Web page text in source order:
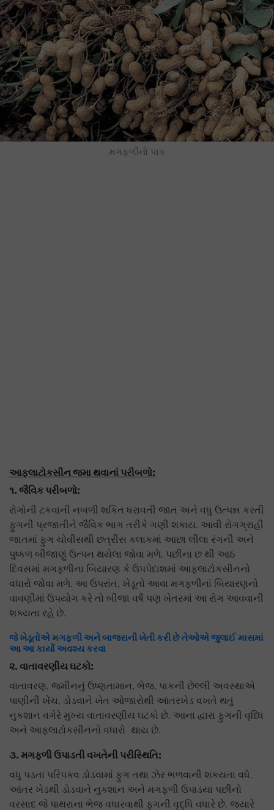
મગફળીનો પાક
આફલાટોકસીન જમા થવાનાં પરીબળો:
૧. જૈવિક પરીબળો:
રોગોની ટકવાની નબળી શકિત ધરાવતી જાત અને વધુ ઉત્પન્ન કરતી
ફુગની પ્રજાતીને જૈવિક ભાગ તરીકે ગણી શકાય. આવી રોગગ્રાહી
જાતમાં ફુગ ચોવીસથી છત્રીસ કલાકમાં આછા લીલા રંગની અને
પુષ્કળ બીજાણું ઉત્પન થયેલા જોવા મળે. પછીના છ થી આઠ
દિવસમાં મગફળીના બિયારણ કે ઉપપેદાશમાં આફલાટોકસીનનો
વધારો જોવા મળે. આ ઉપરાંત, ખેડૂતો આવા મગફળીનાં બિયારણનો
વાવણીમાં ઉપયોગ કરે તો બીજા વર્ષે પણ ખેતરમાં આ રોગ આવવાની
શક્યતા રહે છે.
જે ખેડૂતોએ મગફળી અને બાજરાની ખેતી કરી છે તેઓએ જુલાઈ માસમાં
આ આ કાર્યો અવશ્ય કરવા
૨. વાતાવરણીય ઘટકો:
વાતાવરણ, જમીનનું ઉષ્ણતામાન, ભેજ, પાકની છેલ્લી અવસ્થાએ
પાણીની ખેંચ, ડોડવાને ખેત ઓજારોથી આંતરખેડ વખતે થતું
નુકશાન વગેરે મુખ્ય વાતાવરણીય ઘટકો છે. આના દ્વારા ફુગની વૃધ્ધિ
અને આફલાટોકસીનનો વધારો થાય છે.
૩. મગફળી ઉપાડતી વખતેની પરીસ્થિતિ:
વધુ પડતા પરિપકવ ડોડવામાં ફુગ તથા ઝેર ભળવાની શકયતા વધે.
આંતર ખેડથી ડોડવાને નુકશાન અને મગફળી ઉપાડયા પછીનો
વરસાદ જે પાથરાના ભેજ વધારવાથી ફુગની વૃદ્ધિ વધારે છે. જયારે